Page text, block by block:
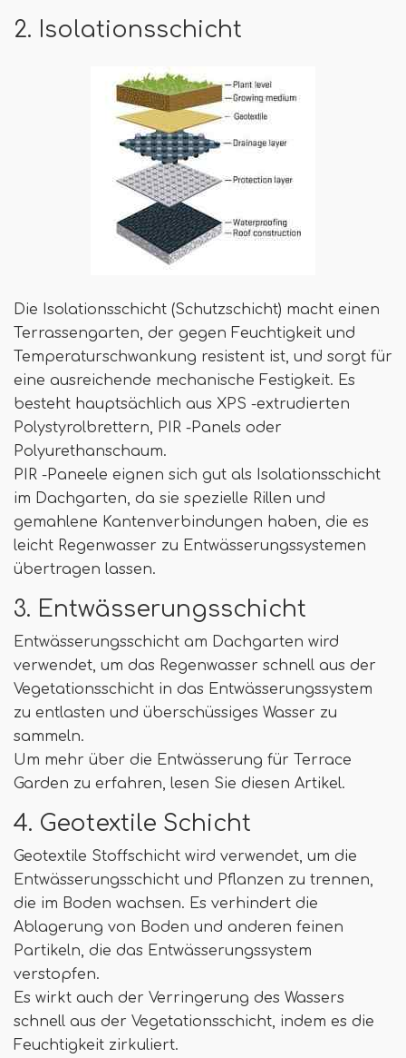
2. Isolationsschicht
Die Isolationsschicht (Schutzschicht) macht einen
Terrassengarten, der gegen Feuchtigkeit und
Temperaturschwankung resistent ist, und sorgt für
eine ausreichende mechanische Festigkeit. Es
besteht hauptsächlich aus XPS -extrudierten
Polystyrolbrettern, PIR -Panels oder
Polyurethanschaum.
PIR -Paneele eignen sich gut als Isolationsschicht
im Dachgarten, da sie spezielle Rillen und
gemahlene Kantenverbindungen haben, die es
leicht Regenwasser zu Entwässerungssystemen
übertragen lassen.
3. Entwässerungsschicht
Entwässerungsschicht am Dachgarten wird
verwendet, um das Regenwasser schnell aus der
Vegetationsschicht in das Entwässerungssystem
zu entlasten und überschüssiges Wasser zu
sammeln.
Um mehr über die Entwässerung für Terrace
Garden zu erfahren, lesen Sie diesen Artikel.
4. Geotextile Schicht
Geotextile Stoffschicht wird verwendet, um die
Entwässerungsschicht und Pflanzen zu trennen,
die im Boden wachsen. Es verhindert die
Ablagerung von Boden und anderen feinen
Partikeln, die das Entwässerungssystem
verstopfen.
Es wirkt auch der Verringerung des Wassers
schnell aus der Vegetationsschicht, indem es die
Feuchtigkeit zirkuliert.